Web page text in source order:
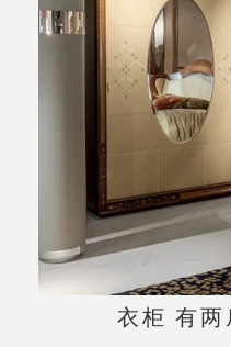
衣柜 有两